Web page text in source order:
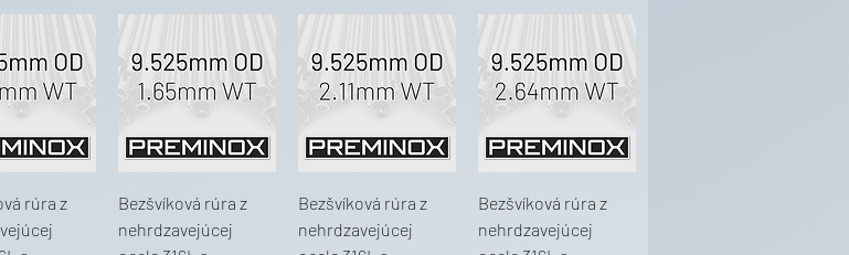
rúra z
Bezšvíková rúra z
nehrdzavejúcej
Bezšvíková rúra z
nehrdzavejúcej
Bezšvíková rúra z
nehrdzavejúcej